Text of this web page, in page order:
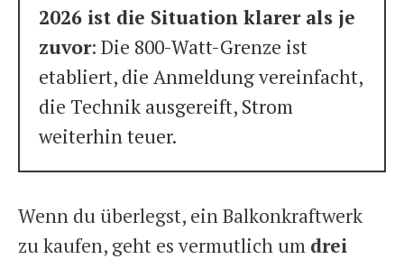
2026 ist die Situation klarer als je
zuvor: Die 800-Watt-Grenze ist
etabliert, die Anmeldung vereinfacht,
die Technik ausgereift, Strom
weiterhin teuer.
Wenn du überlegst, ein Balkonkraftwerk
zu kaufen, geht es vermutlich um drei